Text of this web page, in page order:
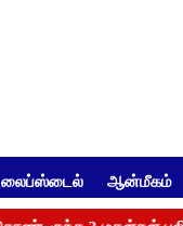
லைப்ஸ்டைல் ஆன்மீகம்